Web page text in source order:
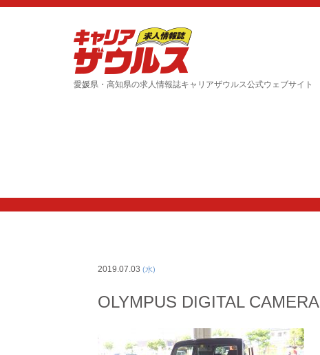
愛媛県・高知県の求人情報誌キャリアザウルス公式ウェブサイト
2019.07.03 (水)
OLYMPUS DIGITAL CAMERA